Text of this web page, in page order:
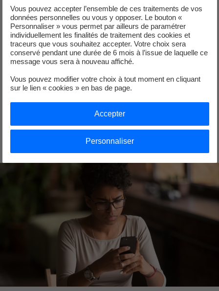
facture), renseignez les informations et coordonnées de
votre collectivité pour accéder à votre espace Client.
Lors de votre première connexion, les principales
fonctionnalités de l’espace Client vous sont présentées via
un tutoriel et une vidéo, accessibles à tout moment
Vous pouvez accepter l’ensemble de ces traitements de vos
données personnelles ou vous y opposer. Le bouton «
Personnaliser » vous permet par ailleurs de paramétrer
individuellement les finalités de traitement des cookies et
traceurs que vous souhaitez accepter. Votre choix sera
conservé pendant une durée de 6 mois à l’issue de laquelle ce
message vous sera à nouveau affiché.
Vous pouvez modifier votre choix à tout moment en cliquant
sur le lien « cookies » en bas de page.
Personnaliser
Accepter